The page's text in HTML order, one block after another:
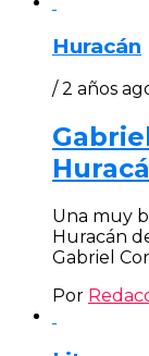
Huracán
/ 2 años
Una muy
Huracán
Gabriel
Por